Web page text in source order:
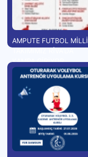
AMPUTE FUTBOL MİLLİ
KAMPA GİRİYOR